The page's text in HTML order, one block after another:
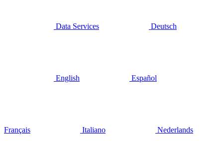
Data Services Deutsch
English Español
Français Italiano Nederlands